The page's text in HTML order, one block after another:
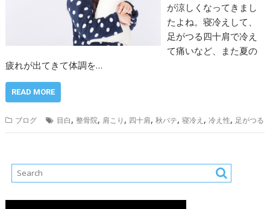
が涼しくなってきまし
たよね。寝冷えして、
足がつる四十肩で冷え
て痛いなど、また夏の
疲れが出てきて体調を…
READ MORE
ブログ 目白,整骨院, 肩こり , 四十肩,秋バテ,寝冷え ,冷え性, 足がつる